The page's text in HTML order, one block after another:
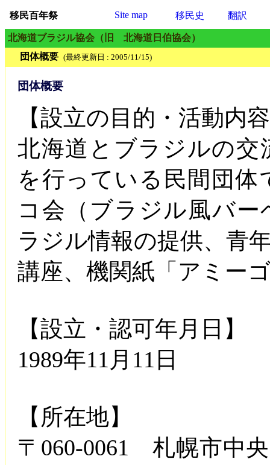
移民百年祭 Site map 移民史 翻訳
北海道ブラジル協会（旧 北海道日伯協会）
団体概要 (最終更新日 : 2005/11/15)
団体概要
【設立の目的・活動内
北海道とブラジルの交
を行っている民間団
コ会（ブラジル風バ
ラジル情報の提供、青
講座、機関紙「アミー
【設立・認可年月日】
1989年11月11日
【所在地】
〒060-0061 札幌市中